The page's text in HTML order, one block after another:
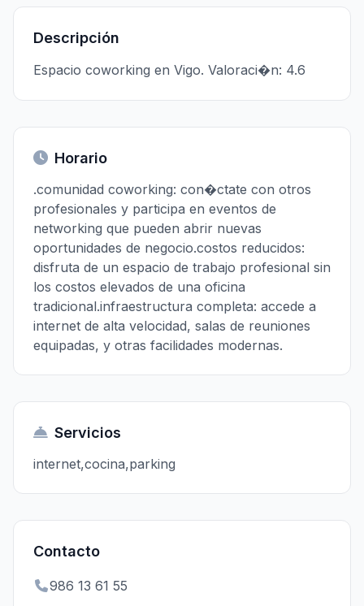
Descripción
Espacio coworking en Vigo. Valoraci�n: 4.6
Horario
.comunidad coworking: con�ctate con otros
profesionales y participa en eventos de
networking que pueden abrir nuevas
oportunidades de negocio.costos reducidos:
disfruta de un espacio de trabajo profesional sin
los costos elevados de una oficina
tradicional.infraestructura completa: accede a
internet de alta velocidad, salas de reuniones
equipadas, y otras facilidades modernas.
Servicios
internet,cocina,parking
Contacto
986 13 61 55